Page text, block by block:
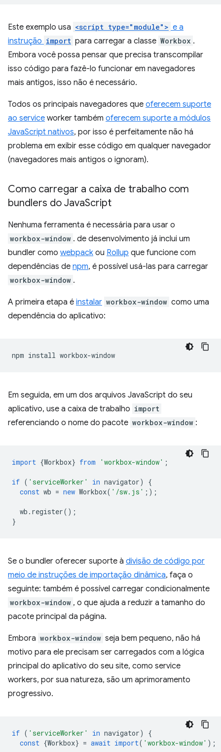
Este exemplo usa <script type="module"> e a
instrução import para carregar a classe Workbox .
Embora você possa pensar que precisa transcompilar
isso código para fazê-lo funcionar em navegadores
mais antigos, isso não é necessário.
Todos os principais navegadores que oferecem suporte
ao service worker também oferecem suporte a módulos
JavaScript nativos, por isso é perfeitamente não há
problema em exibir esse código em qualquer navegador
(navegadores mais antigos o ignoram).
Como carregar a caixa de trabalho com
bundlers do JavaScript
Nenhuma ferramenta é necessária para usar o
workbox-window . de desenvolvimento já inclui um
bundler como webpack ou Rollup que funcione com
dependências de npm, é possível usá-las para carregar
workbox-window .
A primeira etapa é instalar workbox-window como uma
dependência do aplicativo:
npm install
Em seguida, em um dos arquivos JavaScript do seu
aplicativo, use a caixa de trabalho import
referenciando o nome do pacote workbox-window :
import {Workbox} from 'workbox-window' ;
if ( 'serviceWorker' in navigator)
{
const wb = new Workbox( '/sw.js' ; );
wb . register();
}
Se o bundler oferecer suporte à divisão de código por
meio de instruções de importação dinâmica, faça o
seguinte: também é possível carregar condicionalmente
workbox-window , o que ajuda a reduzir a tamanho do
pacote principal da página.
Embora workbox-window seja bem pequeno, não há
motivo para ele precisam ser carregados com a lógica
principal do aplicativo do seu site, como service
workers, por sua natureza, são um aprimoramento
progressivo.
if ( 'serviceWorker' in navigator)
{
const {Workbox} = await import( 'workbox-window' );